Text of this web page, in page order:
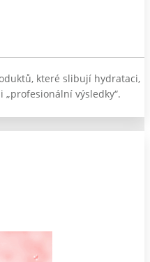
které slibují hydrataci,
výsledky“.